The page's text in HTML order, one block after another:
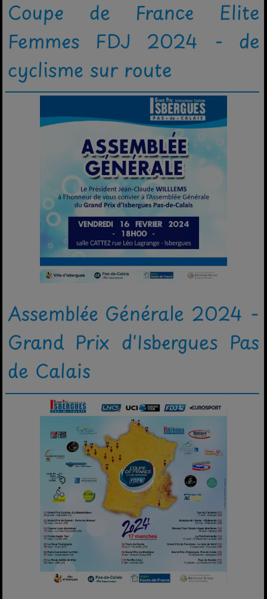
Coupe de France Elite
Femmes FDJ 2024 - de
cyclisme sur route
Assemblée Générale 2024 -
Grand Prix d'Isbergues Pas
de Calais